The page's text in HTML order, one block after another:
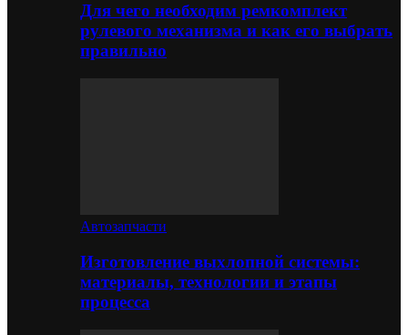
Для чего необходим ремкомплект
рулевого механизма и как его выбрать
правильно
Автозапчасти
Изготовление выхлопной системы:
материалы, технологии и этапы
процесса